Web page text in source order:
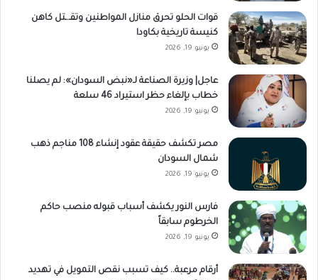
قوات الحلو تحرق منازل المواطنين وتقـ.ـتل كاهن
كنيسة تاريخية بكاودا
يونيو 19, 2026
عاجل| وزيرة الصناعة لـ«نبض السودان»: لم يصلنا
خطاب بإلغاء حظر استيراد 46 سلعة
يونيو 19, 2026
مصر تكشف حقيقة عقود إنشاء 108 مناجم ذهب
شمال السودان
يونيو 19, 2026
فارس النور يكشف أسباب قبوله منصب حاكم
الخرطوم سابقاً
يونيو 19, 2026
أرقام مرعبة.. كيف تسبب نقص التمويل في تهديد